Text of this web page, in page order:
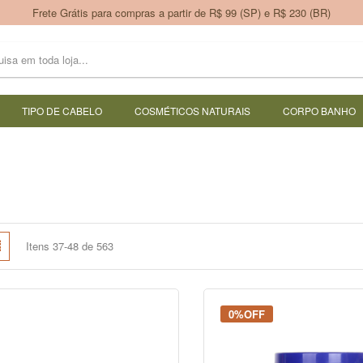
Frete Grátis para compras a partir de R$ 99 (SP) e R$ 230 (BR)
TIPO DE CABELO COSMÉTICOS NATURAIS CORPO BANHO
Itens 37-48de 563
0%OFF